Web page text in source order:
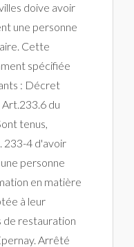
doive avoir
une personne
Cette
spécifiée
: Décret
du
tenus,
233-4 d'avoir
personne
en matière
à leur
de restauration
Arrêté